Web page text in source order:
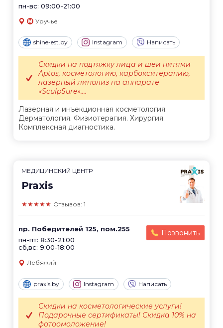
пн-вс: 09:00-21:00
Уручье
shine-est.by Instagram Написать
Лазерная и инъекционная косметология.
Дерматология. Физиотерапия. Хирургия.
Комплексная диагностика.
Скидки на подтяжку лица и шеи нитями
Aptos, косметологию, карбокситерапию,
лазерный липолиз на аппарате
«SculpSure»....
МЕДИЦИНСКИЙ ЦЕНТР
Praxis
★★★★★ Отзывов: 1
пр. Победителей 125, пом.255
пн-пт: 8:30-21:00
сб,вс: 9:00-18:00
Позвонить
Лебяжий
praxis.by Instagram Написать
Скидки на косметологические услуги!
Подарочные сертификаты! Скидка 10% на
фотоомоложение!